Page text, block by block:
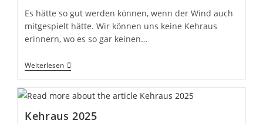
Es hätte so gut werden können, wenn der Wind auch
mitgespielt hätte. Wir können uns keine Kehraus
erinnern, wo es so gar keinen…
WeiterlesenKehraus
2025….
Kehraus 2025